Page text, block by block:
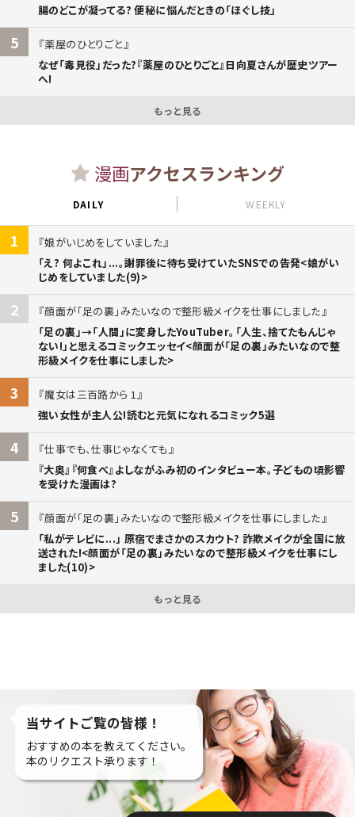
腸のどこが凝ってる? 便秘に悩んだときの「ほぐし技」
5
薬屋のひとりごと
なぜ「毒見役」だった?『薬屋のひとりごと』日向夏さんが歴史ツアー
へ!
もっと見る
漫画アクセスランキング
DAILY WEEKLY
1
娘がいじめをしていました
「え? 何よこれ」...。謝罪後に待ち受けていたSNSでの告発<娘がい
じめをしていました(9)>
2
顔面が「足の裏」みたいなので整形級メイクを仕事にしました
「足の裏」→「人間」に変身したYouTuber。「人生、捨てたもんじゃ
ない!」と思えるコミックエッセイ<顔面が「足の裏」みたいなので整
形級メイクを仕事にしました>
3
魔女は三百路から 1
強い女性が主人公!読むと元気になれるコミック5選
4
仕事でも、仕事じゃなくても
『大奥』『何食べ』よしながふみ初のインタビュー本。子どもの頃影響
を受けた漫画は?
5
顔面が「足の裏」みたいなので整形級メイクを仕事にしました
「私がテレビに...」 原宿でまさかのスカウト? 詐欺メイクが全国に放
送された!<顔面が「足の裏」みたいなので整形級メイクを仕事にし
ました(10)>
もっと見る
当サイトご覧の皆様！
おすすめの本を教えてください。
本のリクエスト承ります！